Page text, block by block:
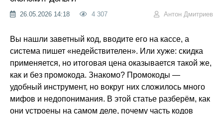
26.05.2026 14:18 4 307 Антон Дмитриев
Вы нашли заветный код, вводите его на кассе, а
система пишет «недействителен». Или хуже: скидка
применяется, но итоговая цена оказывается такой же,
как и без промокода. Знакомо? Промокоды —
удобный инструмент, но вокруг них сложилось много
мифов и недопонимания. В этой статье разберём, как
они устроены на самом деле, почему часть кодов